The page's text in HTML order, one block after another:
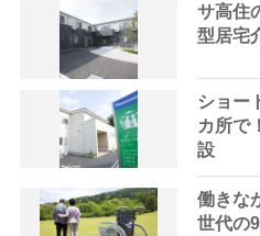
サ高住
型居宅
ショー
カ所で
設
働きな
世代の